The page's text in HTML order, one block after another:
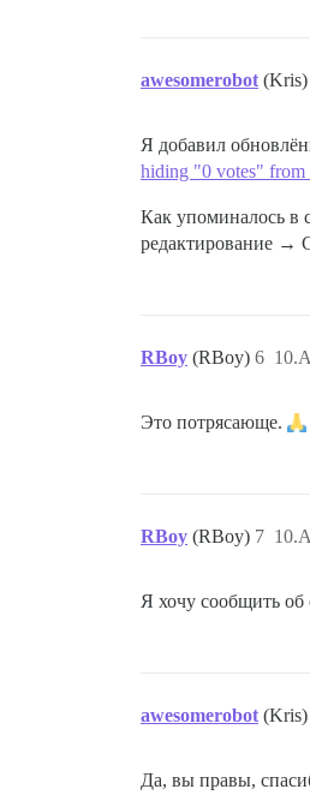
awesomerobot (Kris)
Я добавил
hiding "0 votes" from
Как упоминалось в
редактирование →
RBoy (RBoy) 6
Это потрясающе.
RBoy (RBoy) 7
Я хочу сообщить об
awesomerobot (Kris)
Да, вы правы,